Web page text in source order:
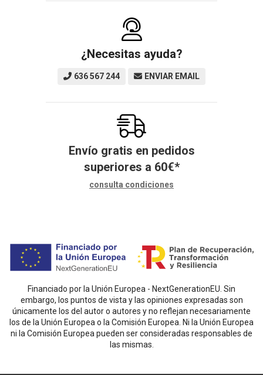
¿Necesitas ayuda?
636 567 244 ENVIAR EMAIL
Envío gratis en pedidos
superiores a 60€*
consulta condiciones
Financiado por la Unión Europea - NextGenerationEU. Sin
embargo, los puntos de vista y las opiniones expresadas son
únicamente los del autor o autores y no reflejan necesariamente
los de la Unión Europea o la Comisión Europea. Ni la Unión Europea
ni la Comisión Europea pueden ser consideradas responsables de
las mismas.